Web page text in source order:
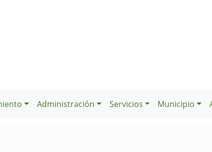
Administración Servicios Municipio